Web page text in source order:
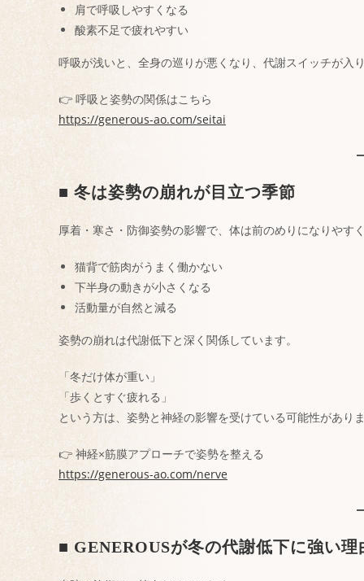
肩で呼吸しやすくなる
酸素不足で疲れやすい
呼吸が浅いと、全身の巡りが悪くなり、代謝スイッチが入
👉 呼吸と姿勢の関係はこちら
https://generous-ao.com/seitai
■ 冬は姿勢の崩れが目立つ季節
厚着・寒さ・防御姿勢の影響で、体は前のめりになりやすく
猫背で筋肉がうまく働かない
下半身の動きが小さくなる
活動量が自然と減る
姿勢の崩れは代謝低下と深く関係しています。
「冬だけ体が重い」
「歩くとすぐ疲れる」
という方は、姿勢と神経の影響を受けている可能性がありま
👉 神経×筋膜アプローチで姿勢を整える
https://generous-ao.com/nerve
■ GENEROUSが冬の代謝低下に強い理